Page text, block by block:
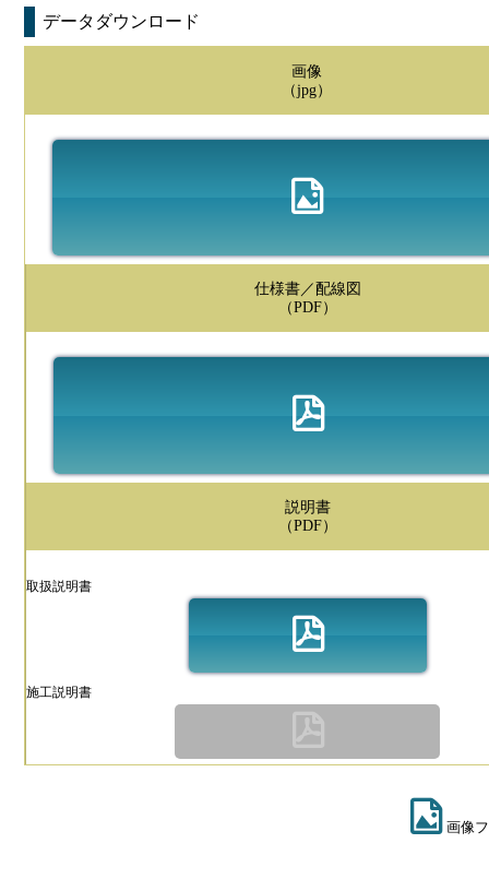
データダウンロード
画像
（jpg）
仕様書／配線図
（PDF）
説明書
（PDF）
取扱説明書
施工説明書
画像